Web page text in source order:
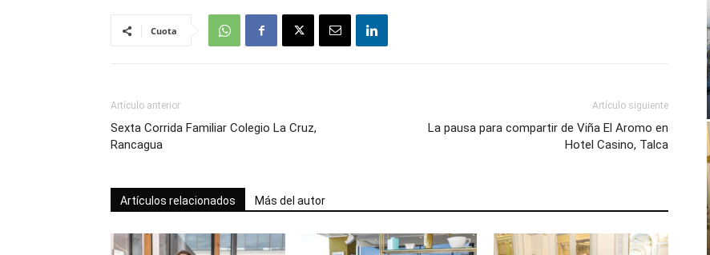
Cuota
Artículo anterior
Sexta Corrida Familiar Colegio La Cruz,
Rancagua
Artículo siguiente
La pausa para compartir de Viña El Aromo en
Hotel Casino, Talca
Artículos relacionados Más del autor